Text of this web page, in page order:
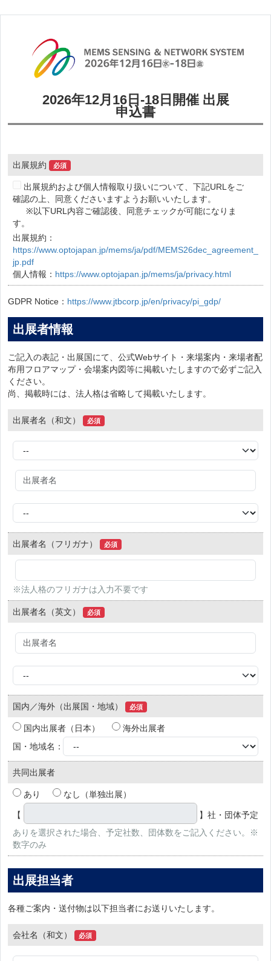
2026年12月16日-18日開催 出展
申込書
出展規約 必須
出展規約および個人情報取り扱いについて、下記URLをご
確認の上、同意くださいますようお願いいたします。
※以下URL内容ご確認後、同意チェックが可能になりま
す。
出展規約：
https://www.optojapan.jp/mems/ja/pdf/MEMS26dec_agreement_
jp.pdf
個人情報： https://www.optojapan.jp/mems/ja/privacy.html
GDPR Notice： https://www.jtbcorp.jp/en/privacy/pi_gdp/
出展者情報
ご記入の表記・出展国にて、公式Webサイト・来場案内・来場者配
布用フロアマップ・会場案内図等に掲載いたしますので必ずご記入
ください。
尚、掲載時には、法人格は省略して掲載いたします。
出展者名（和文） 必須
出展者名（フリガナ） 必須
※法人格のフリガナは入力不要です
出展者名（英文） 必須
国内／海外（出展国・地域） 必須
国内出展者（日本）
海外出展者
国・地域名：
共同出展者
あり なし（単独出展）
【
】社・団体予定
ありを選択された場合、予定社数、団体数をご記入ください。※
数字のみ
出展担当者
各種ご案内・送付物は以下担当者にお送りいたします。
会社名（和文） 必須